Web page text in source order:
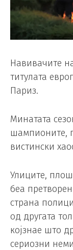
Навивачите
титулата
Париз.
Минатата
шампионите,
вистински
Улиците,
беа
страна
од другата
којзнае што
сериозни